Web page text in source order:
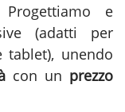
e
(adatti per
tablet), unendo
con un prezzo